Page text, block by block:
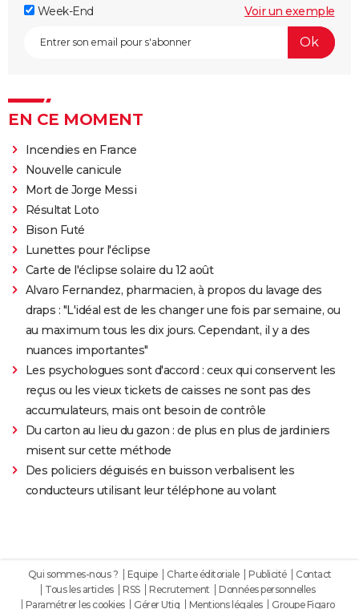
Week-End
Voir un exemple
EN CE MOMENT
Incendies en France
Nouvelle canicule
Mort de Jorge Messi
Résultat Loto
Bison Futé
Lunettes pour l'éclipse
Carte de l'éclipse solaire du 12 août
Alvaro Fernandez, pharmacien, à propos du lavage des
draps : "L'idéal est de les changer une fois par semaine, ou
au maximum tous les dix jours. Cependant, il y a des
nuances importantes"
Les psychologues sont d'accord : ceux qui conservent les
reçus ou les vieux tickets de caisses ne sont pas des
accumulateurs, mais ont besoin de contrôle
Du carton au lieu du gazon : de plus en plus de jardiniers
misent sur cette méthode
Des policiers déguisés en buisson verbalisent les
conducteurs utilisant leur téléphone au volant
Qui sommes-nous ? Equipe Charte éditoriale Publicité
Contact
Tous les articles
RSS Recrutement
Données personnelles
Paramétrer les cookies
Gérer Utiq Mentions légales Groupe Figaro